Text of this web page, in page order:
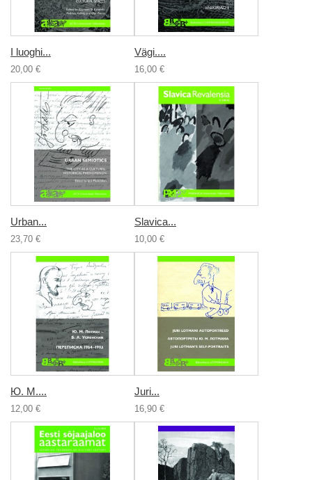
I luoghi...
20,00 €
Vägi....
16,00 €
Urban...
23,70 €
Slavica...
10,00 €
Ю. М....
12,00 €
Juri...
16,90 €